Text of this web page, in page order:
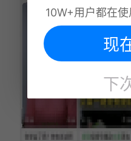
10W+用户都在
现
下